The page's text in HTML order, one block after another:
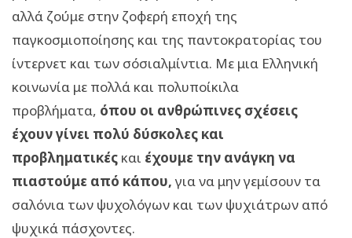
αλλά ζούμε στην ζοφερή εποχή της
παγκοσμιοποίησης και της παντοκρατορίας του
ίντερνετ και των σόσιαλμίντια. Με μια Ελληνική
κοινωνία με πολλά και πολυποίκιλα
προβλήματα, όπου οι ανθρώπινες σχέσεις
έχουν γίνει πολύ δύσκολες και
προβληματικές και έχουμε την ανάγκη να
πιαστούμε από κάπου, για να μην γεμίσουν τα
σαλόνια των ψυχολόγων και των ψυχιάτρων από
ψυχικά πάσχοντες.